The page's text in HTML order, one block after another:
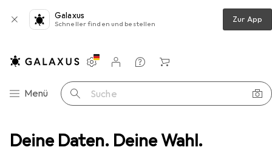
Deine Daten. Deine Wahl.
Galaxus
Schneller finden und bestellen Zur App
Navigation nach Kategorien
Menü Suche
Einstellungen
Kundenkonto
Vergleichslisten
Merklisten
Warenkorb
Teppich Snapstyle Cottage Hochflor Teppich